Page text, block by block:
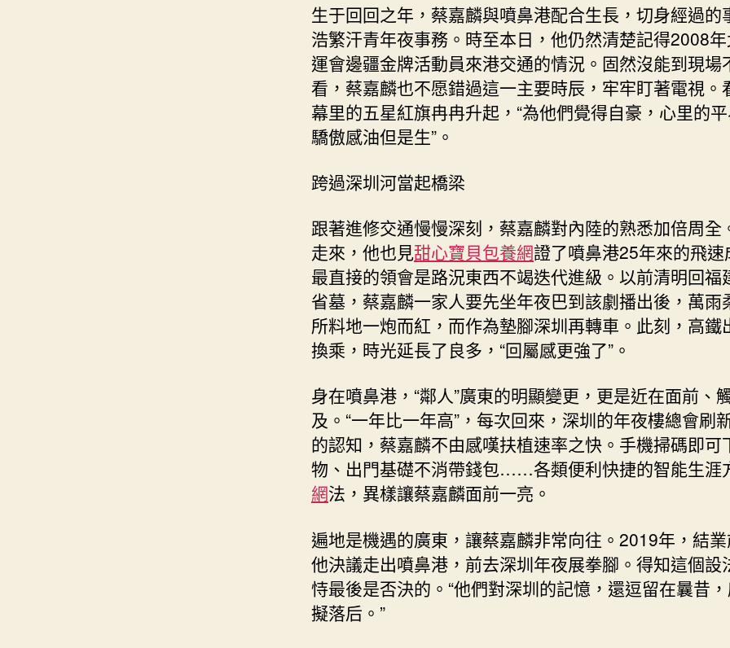
生于回回之年，蔡嘉麟與噴鼻港配合生長，切身經過的
浩繁汗青年夜事務。時至本日，他仍然清楚記得2008
運會邊疆金牌活動員來港交通的情況。固然沒能到現場
看，蔡嘉麟也不愿錯過這一主要時辰，牢牢盯著電視。
幕里的五星紅旗冉冉升起，“為他們覺得自豪，心里的
驕傲感油但是生”。
跨過深圳河當起橋梁
跟著進修交通慢慢深刻，蔡嘉麟對內陸的熟悉加倍周全
走來，他也見甜心寶貝包養網證了噴鼻港25年來的飛速
最直接的領會是路況東西不竭迭代進級。以前清明回福
省墓，蔡嘉麟一家人要先坐年夜巴到該劇播出後，萬雨
所料地一炮而紅，而作為墊腳深圳再轉車。此刻，高鐵
換乘，時光延長了良多，“回屬感更強了”。
身在噴鼻港，“鄰人”廣東的明顯變更，更是近在面前、
及。“一年比一年高”，每次回來，深圳的年夜樓總會刷
的認知，蔡嘉麟不由感嘆扶植速率之快。手機掃碼即可
物、出門基礎不消帶錢包……各類便利快捷的智能生涯
網法，異樣讓蔡嘉麟面前一亮。
遍地是機遇的廣東，讓蔡嘉麟非常向往。2019年，結
他決議走出噴鼻港，前去深圳年夜展拳腳。得知這個設
恃最後是否決的。“他們對深圳的記憶，還逗留在曩昔
擬落后。”